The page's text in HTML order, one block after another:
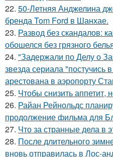
22. 50-Летняя Анджелина
бренда Tom Ford в Шанхае.
23. Развод без скандалов:
обошелся без грязного
24. "Задержали по Делу о
звезда сериала
арестована в аэропорту
25. Чтобы снизить аппетит,
26. Райан Рейнольдс
продолжение фильма для
27. Что за странные дела в
28. После длительного
вновь отправилась в Лос-